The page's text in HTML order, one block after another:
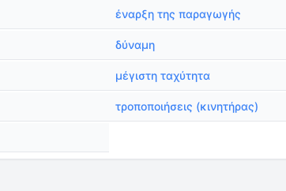
έναρξη της παραγωγής
δύναμη
μέγιστη ταχύτητα
τροποποιήσεις (κινητήρας)